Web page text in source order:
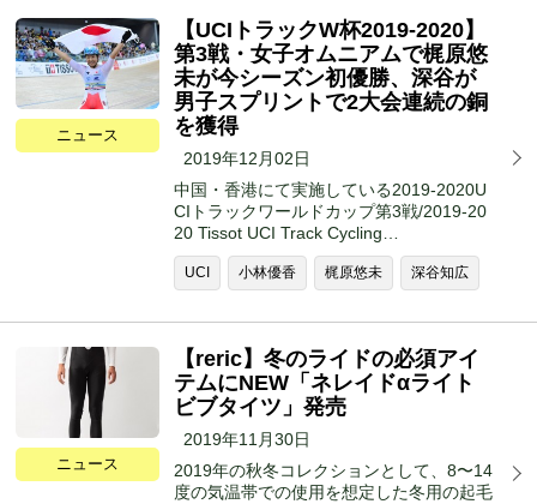
ニュース
【UCIトラックW杯2019-2020】
第3戦・女子オムニアムで梶原悠
未が今シーズン初優勝、深谷が
男子スプリントで2大会連続の銅
を獲得
2019年12月02日
中国・香港にて実施している2019-2020U
CIトラックワールドカップ第3戦/2019-20
20 Tissot UCI Track Cycling…
UCI 小林優香 梶原悠未 深谷知広
ニュース
【reric】冬のライドの必須アイ
テムにNEW「ネレイドαライト
ビブタイツ」発売
2019年11月30日
2019年の秋冬コレクションとして、8〜14
度の気温帯での使用を想定した冬用の起毛